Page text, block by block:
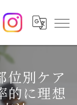
位別ケア
的に理想